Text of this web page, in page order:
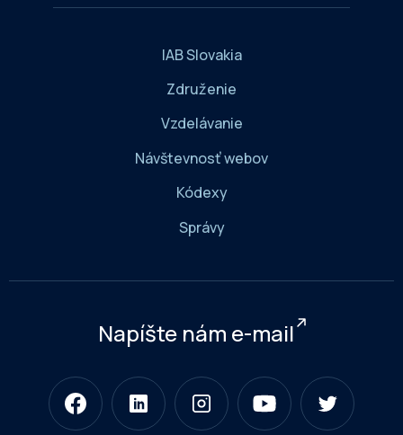
IAB Slovakia
Združenie
Vzdelávanie
Návštevnosť webov
Kódexy
Správy
Napíšte nám e-mail